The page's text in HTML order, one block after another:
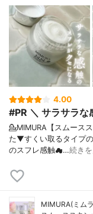
4.00
#PR ＼ サラサラな
💁MIMURA【スムース
た⁡⁡▼⁡すくい取るタイプ
のスフレ感触☁…続き
MIMURA(ミム